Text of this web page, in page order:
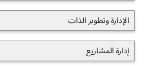
الإدارة وتطوير الذات
إدارة المشاريع